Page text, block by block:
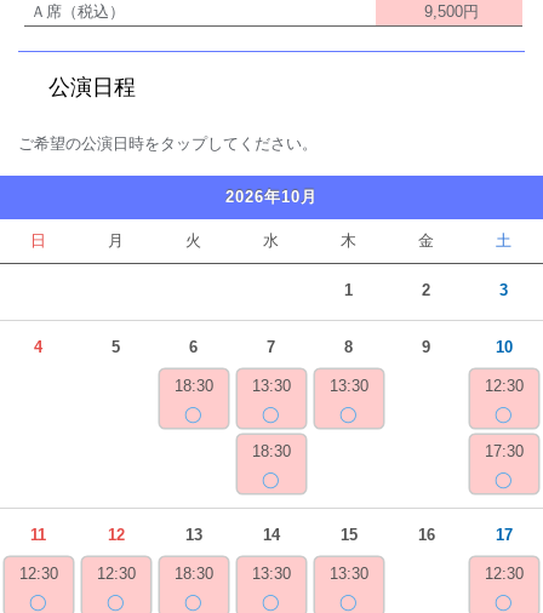
Ａ席（税込）
9,500円
公演日程
ご希望の公演日時をタップしてください。
2026年10月
日 月 火 水 木 金 土
1 2 3
4 5 6
18:30
◯
7
13:30
◯
18:30
◯
8
13:30
◯
9 10
12:30
◯
17:30
◯
11
12:30
◯
12
12:30
◯
13
18:30
◯
14
13:30
◯
15
13:30
◯
16 17
12:30
◯